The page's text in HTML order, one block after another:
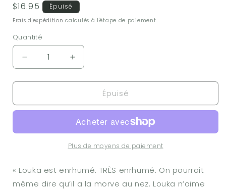
Prix
habituel
$16.95 Épuisé
Frais d'expédition calculés à l'étape de paiement.
Quantité
Réduire
la
quantité
Livre
morve
Augmenter
la
quantité
Livre
La
morve
au
Épuisé
Plus de moyens de paiement
« Louka est enrhumé. TRÈS enrhumé. On pourrait
même dire qu’il a la morve au nez. Louka n’aime